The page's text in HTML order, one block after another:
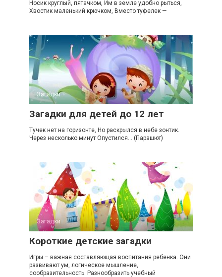
Носик круглый, пятачком, Им в земле удобно рыться,
Хвостик маленький крючком, Вместо туфелек —
Загадки
Загадки для детей до 12 лет
Тучек нет на горизонте, Но раскрылся в небе зонтик.
Через несколько минут Опустился… (Парашют)
Загадки
Короткие детские загадки
Игры – важная составляющая воспитания ребенка. Они
развивают ум, логическое мышление,
сообразительность. Разнообразить учебный